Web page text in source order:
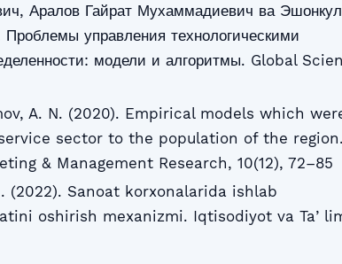
Аралов Гайрат Мухаммадиевич ва
управления технологическими
модели и алгоритмы. Global
A. N. (2020). Empirical models which
sector to the population of the region.
& Management Research, 10(12), 72–85
(2022). Sanoat korxonalarida ishlab
oshirish mexanizmi. Iqtisodiyot va